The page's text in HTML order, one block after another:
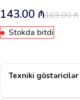
169.00₼
143.00 ₼
Stokda bitdi
Texniki göstəricilər